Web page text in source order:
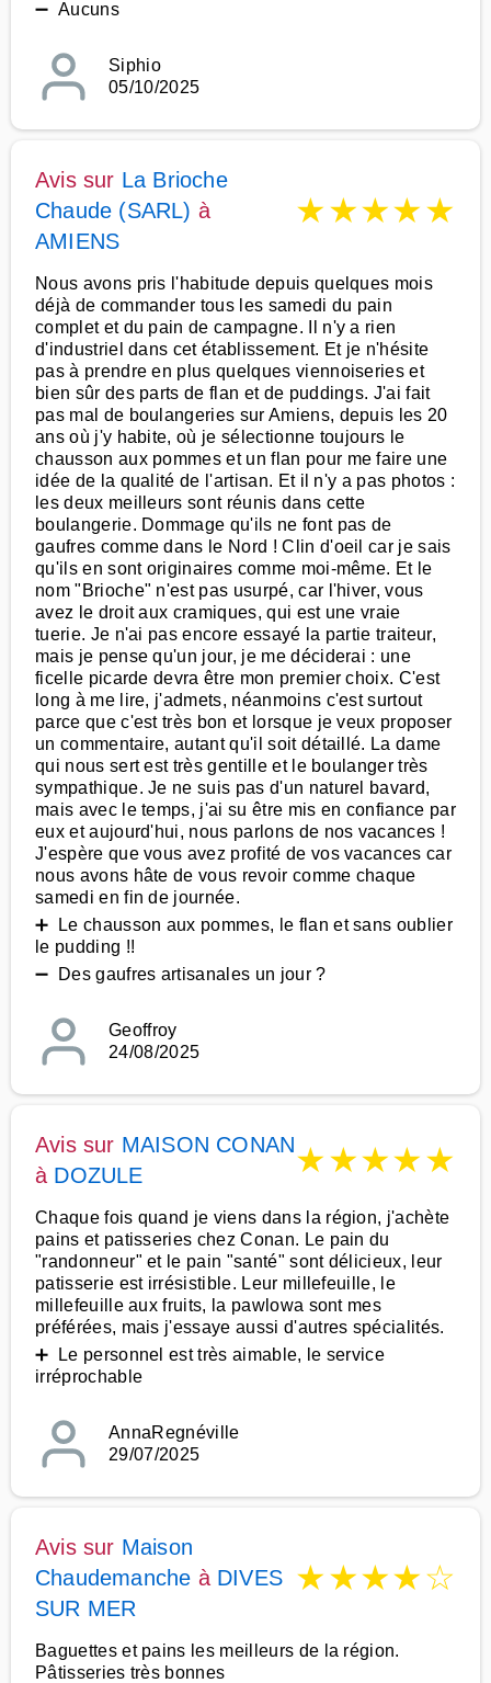
➖ Aucuns
Siphio
05/10/2025
Avis sur La Brioche
Chaude (SARL) à
AMIENS
★★★★★
Nous avons pris l'habitude depuis quelques mois
déjà de commander tous les samedi du pain
complet et du pain de campagne. Il n'y a rien
d'industriel dans cet établissement. Et je n'hésite
pas à prendre en plus quelques viennoiseries et
bien sûr des parts de flan et de puddings. J'ai fait
pas mal de boulangeries sur Amiens, depuis les 20
ans où j'y habite, où je sélectionne toujours le
chausson aux pommes et un flan pour me faire une
idée de la qualité de l'artisan. Et il n'y a pas photos :
les deux meilleurs sont réunis dans cette
boulangerie. Dommage qu'ils ne font pas de
gaufres comme dans le Nord ! Clin d'oeil car je sais
qu'ils en sont originaires comme moi-même. Et le
nom "Brioche" n'est pas usurpé, car l'hiver, vous
avez le droit aux cramiques, qui est une vraie
tuerie. Je n'ai pas encore essayé la partie traiteur,
mais je pense qu'un jour, je me déciderai : une
ficelle picarde devra être mon premier choix. C'est
long à me lire, j'admets, néanmoins c'est surtout
parce que c'est très bon et lorsque je veux proposer
un commentaire, autant qu'il soit détaillé. La dame
qui nous sert est très gentille et le boulanger très
sympathique. Je ne suis pas d'un naturel bavard,
mais avec le temps, j'ai su être mis en confiance par
eux et aujourd'hui, nous parlons de nos vacances !
J'espère que vous avez profité de vos vacances car
nous avons hâte de vous revoir comme chaque
samedi en fin de journée.
➕ Le chausson aux pommes, le flan et sans oublier
le pudding !!
➖ Des gaufres artisanales un jour ?
Geoffroy
24/08/2025
Avis sur MAISON CONAN
à DOZULE ★★★★★
Chaque fois quand je viens dans la région, j'achète
pains et patisseries chez Conan. Le pain du
"randonneur" et le pain "santé" sont délicieux, leur
patisserie est irrésistible. Leur millefeuille, le
millefeuille aux fruits, la pawlowa sont mes
préférées, mais j'essaye aussi d'autres spécialités.
➕ Le personnel est très aimable, le service
irréprochable
AnnaRegnéville
29/07/2025
Avis sur Maison
Chaudemanche à DIVES
SUR MER
★★★★☆
Baguettes et pains les meilleurs de la région.
Pâtisseries très bonnes